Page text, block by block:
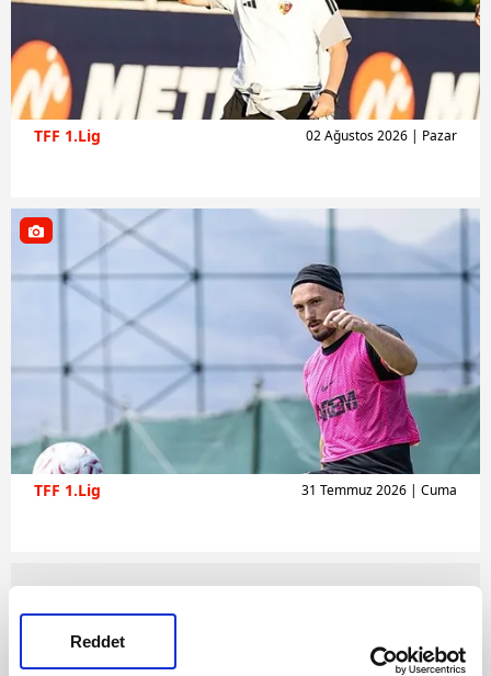
Reddet
TFF 1.Lig 02 Ağustos 2026 | Pazar
TFF 1.Lig 31 Temmuz 2026 | Cuma